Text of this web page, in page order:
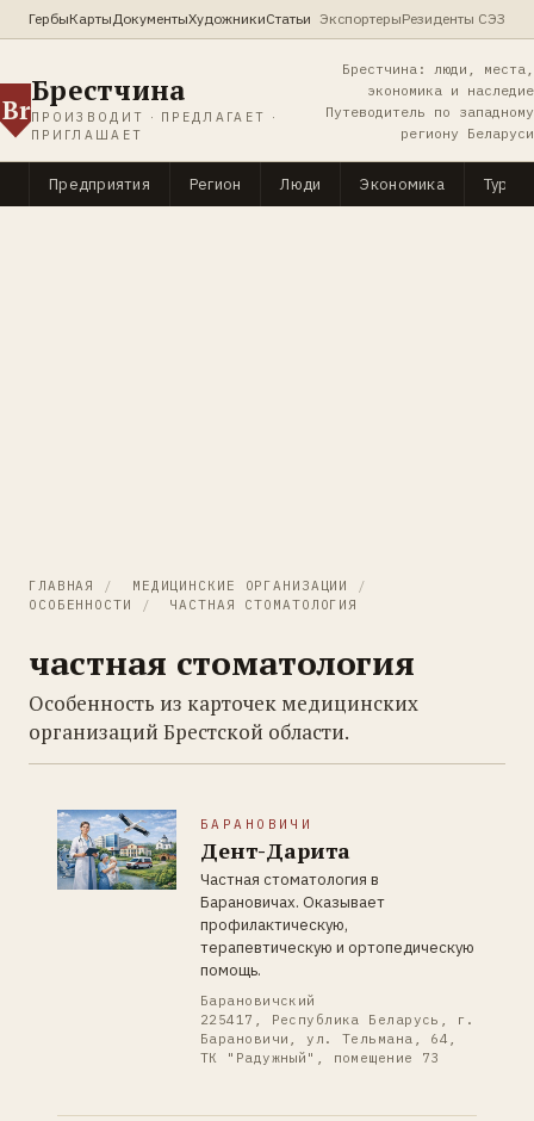
ГербыКартыДокументыХудожникиСтатьи ЭкспортерыРезиденты СЭЗ
Br
Брестчина
ПРОИЗВОДИТ · ПРЕДЛАГАЕТ ·
ПРИГЛАШАЕТ
Брестчина: люди, места,
экономика и наследие
Путеводитель по западному
региону Беларуси
Предприятия Регион Люди Экономика
ГЛАВНАЯ / МЕДИЦИНСКИЕ ОРГАНИЗАЦИИ
/
ОСОБЕННОСТИ
/ ЧАСТНАЯ СТОМАТОЛОГИЯ
частная стоматология
Особенность из карточек медицинских
организаций Брестской области.
БАРАНОВИЧИ
Дент-Дарита
Частная стоматология в
Барановичах. Оказывает
профилактическую,
терапевтическую и ортопедическую
помощь.
Барановичский
225417, Республика Беларусь, г.
Барановичи, ул. Тельмана, 64,
ТК "Радужный", помещение 73